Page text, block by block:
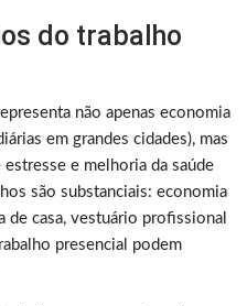
do trabalho
não apenas economia
em grandes cidades), mas
e melhoria da saúde
são substanciais: economia
de casa, vestuário profissional
presencial podem